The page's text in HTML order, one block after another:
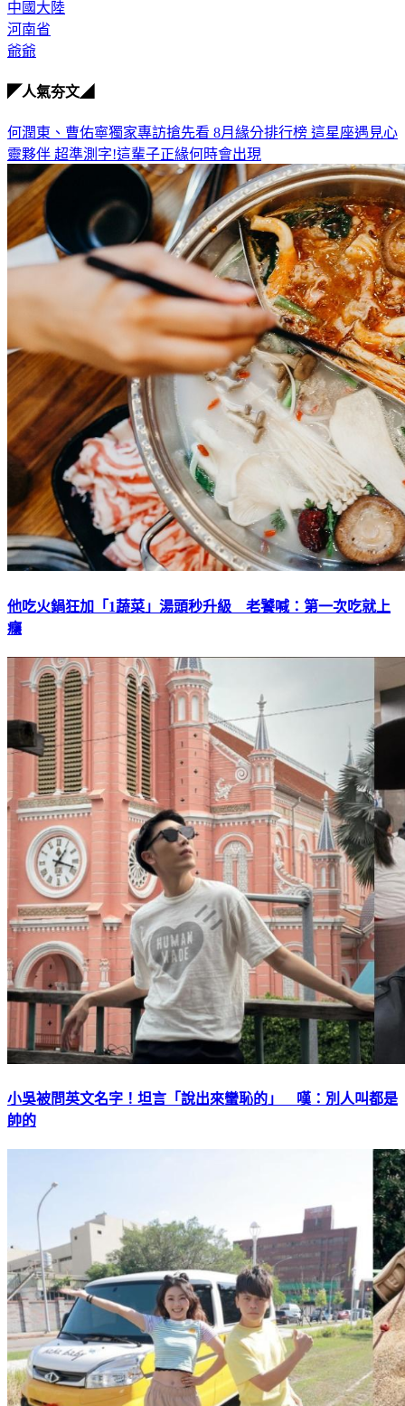
中國大陸
河南省
爺爺
◤人氣夯文◢
何潤東、曹佑寧獨家專訪搶先看 8月緣分排行榜 這星座遇見心
靈夥伴 超準測字!這輩子正緣何時會出現
他吃火鍋狂加「1蔬菜」湯頭秒升級 老饕喊：第一次吃就上
癮
小吳被問英文名字！坦言「說出來蠻恥的」 嘆：別人叫都是
帥的